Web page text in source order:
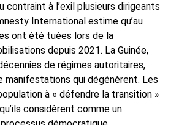
contraint à l’exil plusieurs dirigeants
International estime qu’au
ont été tuées lors de la
depuis 2021. La Guinée,
de régimes autoritaires,
manifestations qui dégénèrent. Les
à « défendre la transition »
considèrent comme un